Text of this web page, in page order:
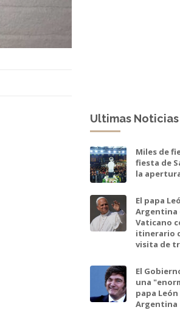
Ultimas Noticias
Miles de
fiesta de
la
El papa
Argentina
Vaticano
itinerario
visita de
El
una
papa
Argentina